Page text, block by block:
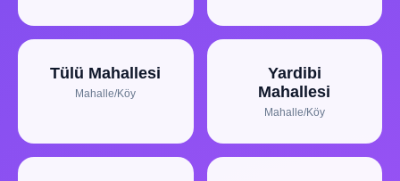
Tülü Mahallesi
Mahalle/Köy
Yardibi
Mahallesi
Mahalle/Köy